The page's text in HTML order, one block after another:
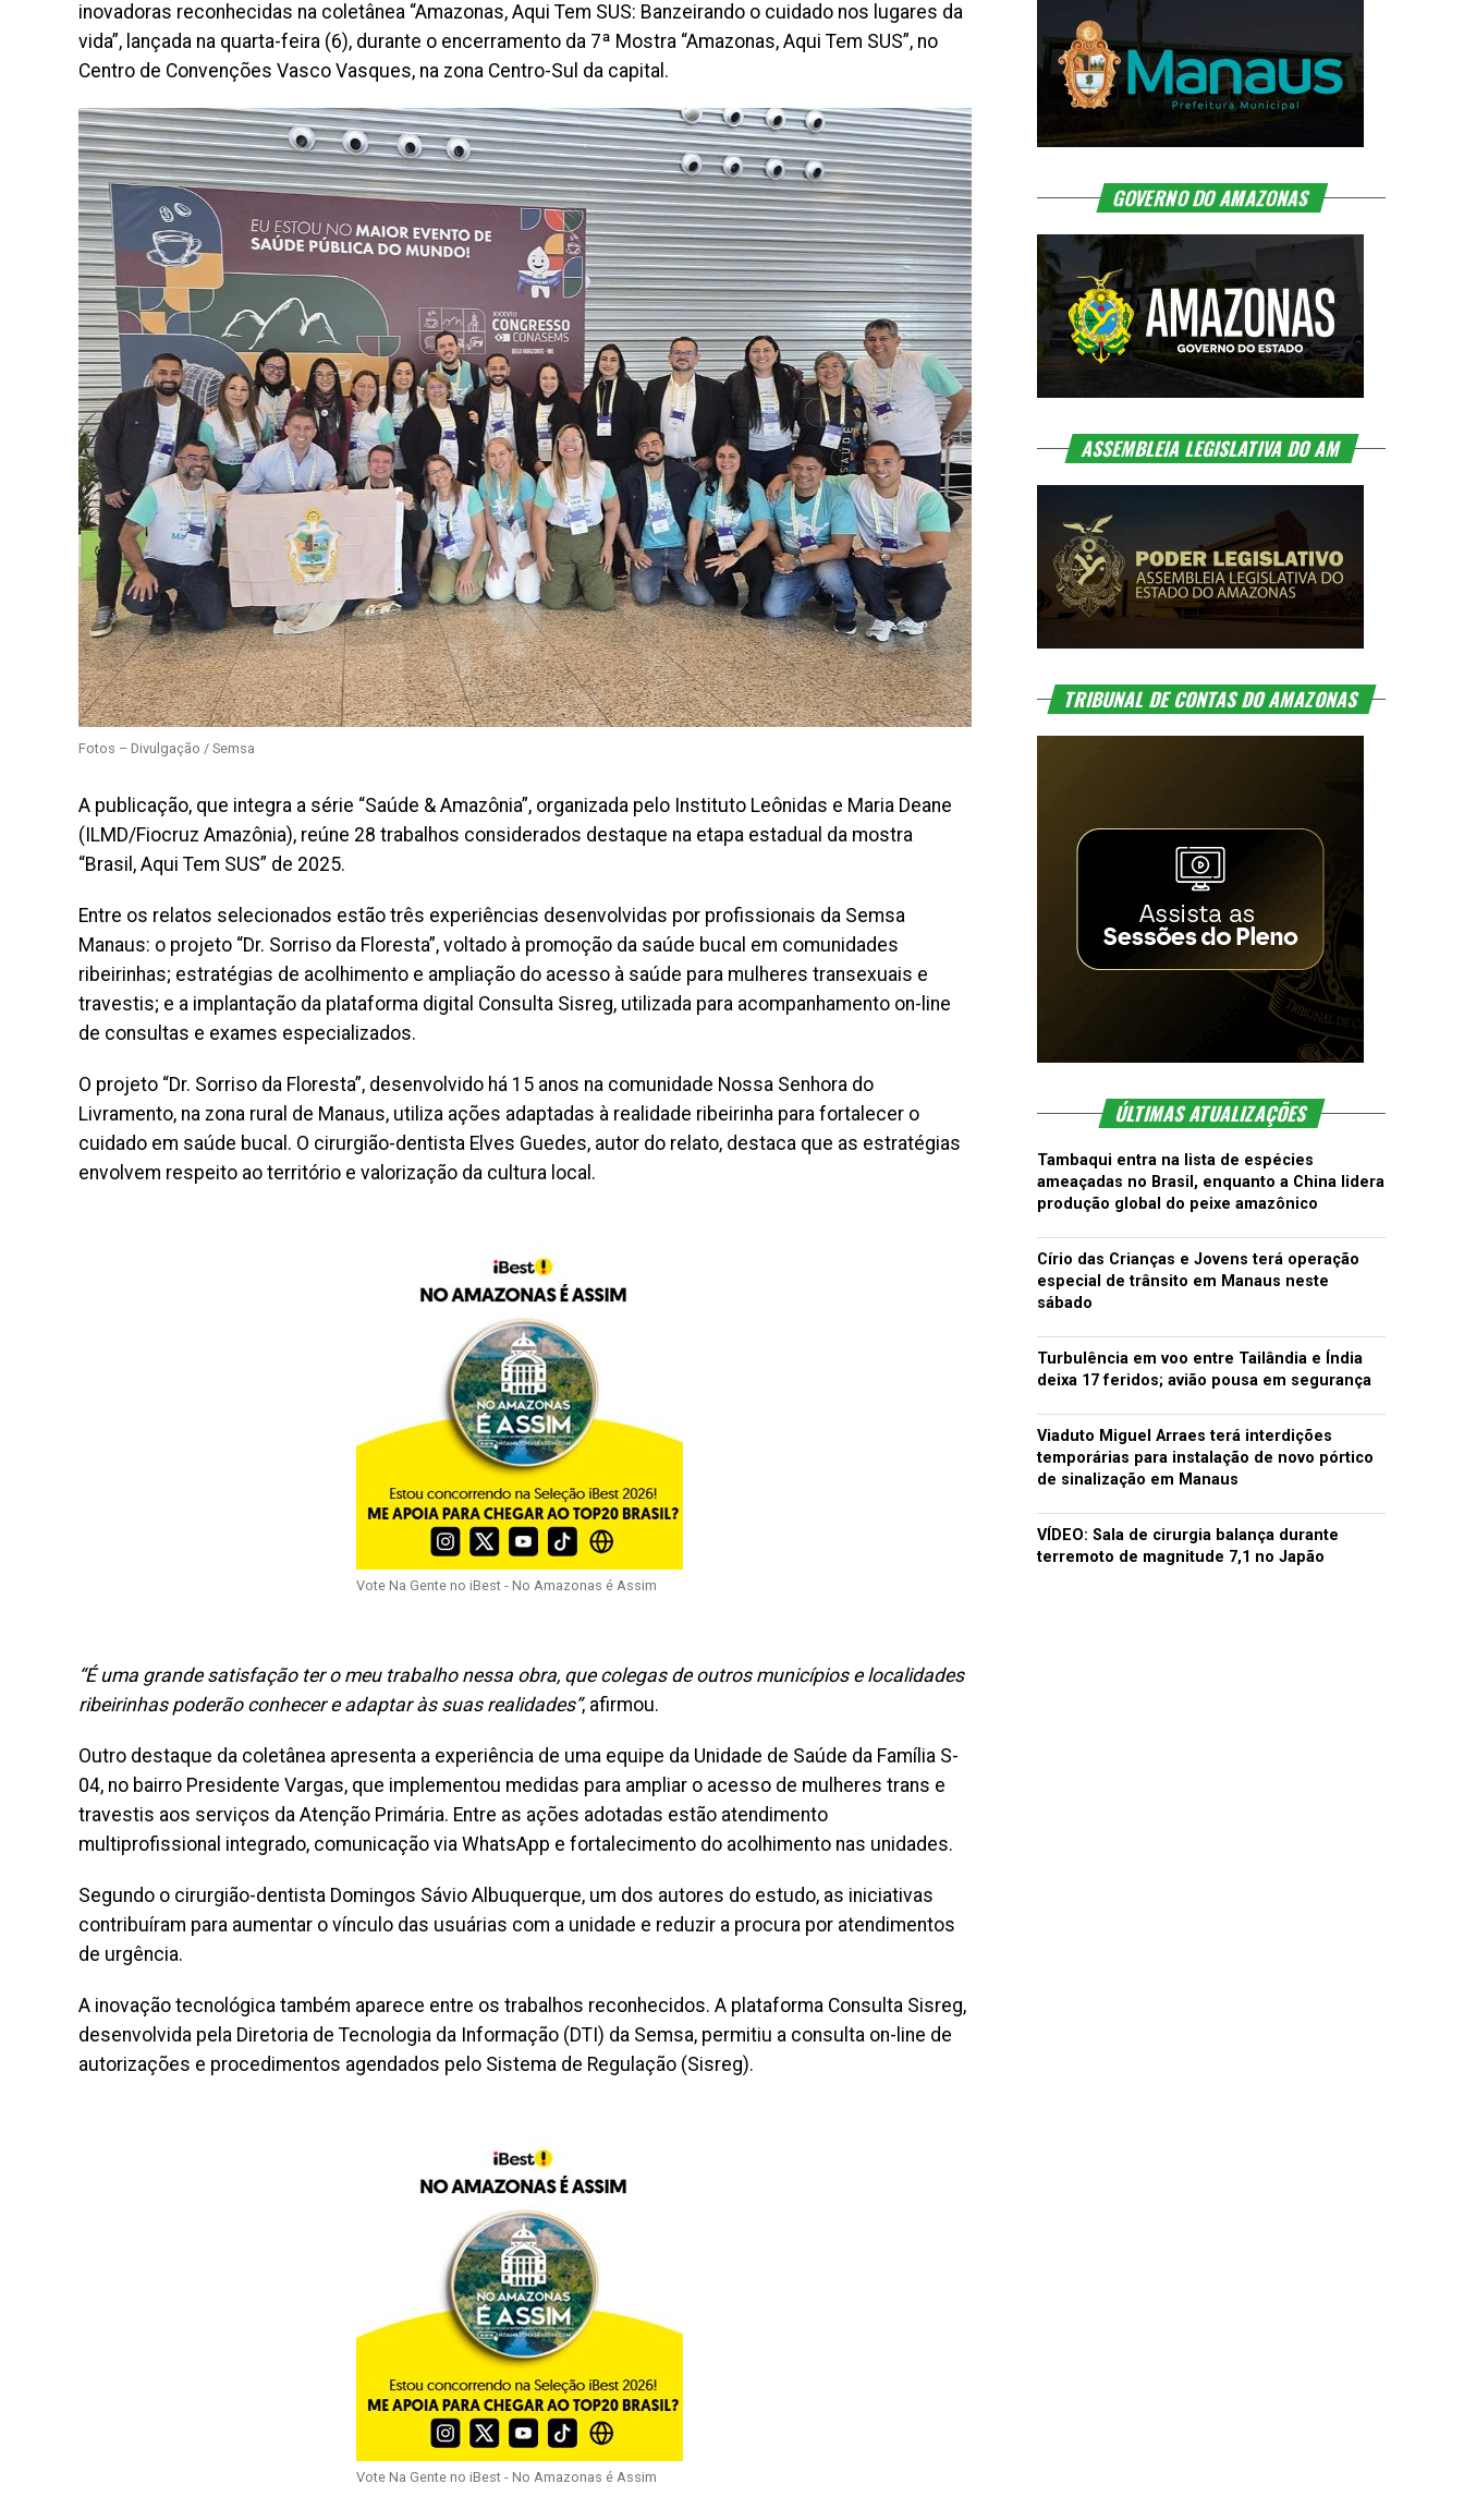
inovadoras reconhecidas na coletânea “Amazonas, Aqui Tem SUS: Banzeirando o cuidado nos lugares da
vida”, lançada na quarta-feira (6), durante o encerramento da 7ª Mostra “Amazonas, Aqui Tem SUS”, no
Centro de Convenções Vasco Vasques, na zona Centro-Sul da capital.
Fotos – Divulgação / Semsa
A publicação, que integra a série “Saúde & Amazônia”, organizada pelo Instituto Leônidas e Maria Deane
(ILMD/Fiocruz Amazônia), reúne 28 trabalhos considerados destaque na etapa estadual da mostra
“Brasil, Aqui Tem SUS” de 2025.
Entre os relatos selecionados estão três experiências desenvolvidas por profissionais da Semsa
Manaus: o projeto “Dr. Sorriso da Floresta”, voltado à promoção da saúde bucal em comunidades
ribeirinhas; estratégias de acolhimento e ampliação do acesso à saúde para mulheres transexuais e
travestis; e a implantação da plataforma digital Consulta Sisreg, utilizada para acompanhamento on-line
de consultas e exames especializados.
O projeto “Dr. Sorriso da Floresta”, desenvolvido há 15 anos na comunidade Nossa Senhora do
Livramento, na zona rural de Manaus, utiliza ações adaptadas à realidade ribeirinha para fortalecer o
cuidado em saúde bucal. O cirurgião-dentista Elves Guedes, autor do relato, destaca que as estratégias
envolvem respeito ao território e valorização da cultura local.
Vote Na Gente no iBest - No Amazonas é Assim
“É uma grande satisfação ter o meu trabalho nessa obra, que colegas de outros municípios e localidades
ribeirinhas poderão conhecer e adaptar às suas realidades”, afirmou.
Outro destaque da coletânea apresenta a experiência de uma equipe da Unidade de Saúde da Família S-
04, no bairro Presidente Vargas, que implementou medidas para ampliar o acesso de mulheres trans e
travestis aos serviços da Atenção Primária. Entre as ações adotadas estão atendimento
multiprofissional integrado, comunicação via WhatsApp e fortalecimento do acolhimento nas unidades.
Segundo o cirurgião-dentista Domingos Sávio Albuquerque, um dos autores do estudo, as iniciativas
contribuíram para aumentar o vínculo das usuárias com a unidade e reduzir a procura por atendimentos
de urgência.
A inovação tecnológica também aparece entre os trabalhos reconhecidos. A plataforma Consulta Sisreg,
desenvolvida pela Diretoria de Tecnologia da Informação (DTI) da Semsa, permitiu a consulta on-line de
autorizações e procedimentos agendados pelo Sistema de Regulação (Sisreg).
Vote Na Gente no iBest - No Amazonas é Assim
GOVERNO DO AMAZONAS
ASSEMBLEIA LEGISLATIVA DO AM
TRIBUNAL DE CONTAS DO AMAZONAS
ÚLTIMAS ATUALIZAÇÕES
Tambaqui entra na lista de espécies
ameaçadas no Brasil, enquanto a China lidera
produção global do peixe amazônico
Círio das Crianças e Jovens terá operação
especial de trânsito em Manaus neste
sábado
Turbulência em voo entre Tailândia e Índia
deixa 17 feridos; avião pousa em segurança
Viaduto Miguel Arraes terá interdições
temporárias para instalação de novo pórtico
de sinalização em Manaus
VÍDEO: Sala de cirurgia balança durante
terremoto de magnitude 7,1 no Japão